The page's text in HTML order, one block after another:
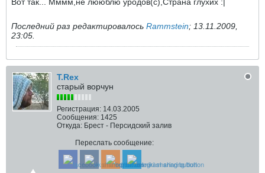
Последний раз редактировалось Rammstein; 13.11.2009,
23:05
T.Rex
старый ворчун
Регистрация: 14.03.2005
Сообщения: 1425
Откуда: Брест - Персидский залив
Переслать сообщение: